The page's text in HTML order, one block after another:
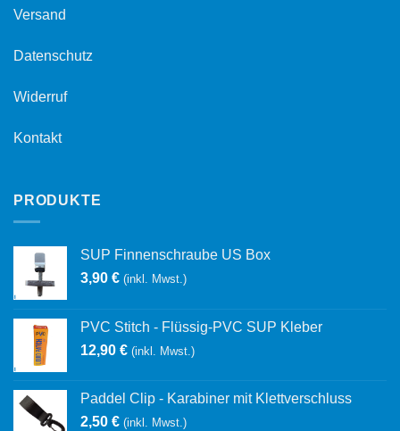
Versand
Datenschutz
Widerruf
Kontakt
PRODUKTE
SUP Finnenschraube US Box
3,90 € (inkl. Mwst.)
PVC Stitch - Flüssig-PVC SUP Kleber
12,90 € (inkl. Mwst.)
Paddel Clip - Karabiner mit Klettverschluss
2,50 € (inkl. Mwst.)